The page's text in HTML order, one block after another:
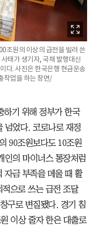
조원의 이상의 급전을 빌려 쓴
태가 생기자, 국채 발행대신
다. 사진은 한국은행 현금운송
작업을 하는 장면/
하기 위해 정부가 한국
넘었다. 코로나로 재정
90조원보다도 10조원
인의 마이너스 통장처럼
자금 부족을 메울 때 활
으로 쓰는 급전 조달
구로 변질됐다. 경기 침
이상 줄자 한은 대출로